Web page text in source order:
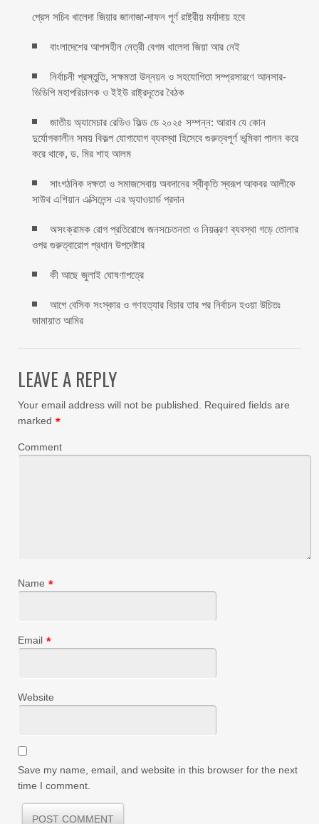
প্রেস সচিব খালেদা জিয়ার জানাজা-দাফন পূর্ণ রাষ্ট্রীয় মর্যাদায় হবে
বাংলাদেশের আপসহীন নেত্রী বেগম খালেদা জিয়া আর নেই
নির্বাচনী প্রস্তুতি, সক্ষমতা উন্নয়ন ও সহযোগিতা সম্প্রসারণে আনসার-
ভিডিপি মহাপরিচালক ও ইইউ রাষ্ট্রদূতের বৈঠক
জাতীয় অ্যামেচার রেডিও ফিল্ড ডে ২০২৫ সম্পন্ন: আরাব যে কোন
দুর্যোগকালীন সময় বিকল্প যোগাযোগ ব্যবস্থা হিসেবে গুরুত্বপূর্ণ ভূমিকা পালন করে
করে থাকে, ড. মির শাহ আলম
সাংগঠনিক দক্ষতা ও সমাজসেবায় অবদানের স্বীকৃতি স্বরূপ আকবর আলীকে
সাউথ এশিয়ান এক্সিলেন্স এর অ্যাওয়ার্ড প্রদান
অসংক্রামক রোগ প্রতিরোধে জনসচেতনতা ও নিয়ন্ত্রণ ব্যবস্থা গড়ে তোলার
ওপর গুরুত্বারোপ প্রধান উপদেষ্টার
কী আছে জুলাই ঘোষণাপত্রে
আগে বেসিক সংস্কার ও গণহত্যার বিচার তার পর নির্বাচন হওয়া উচিতঃ
জামায়াত আমির
LEAVE A REPLY
Your email address will not be published.
Required fields are
marked *
Comment
Name *
Email *
Website
Save my name, email, and website in this browser for the next
time I comment.